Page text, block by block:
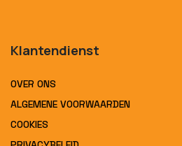
Klantendienst
OVER ONS
ALGEMENE VOORWAARDEN
COOKIES